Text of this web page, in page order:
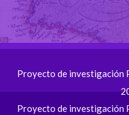
Proyecto de
Proyecto de